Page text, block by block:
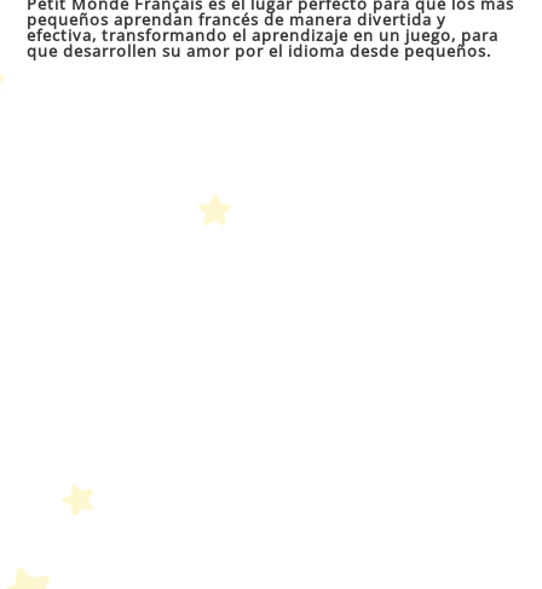
pequeños aprendan francés de manera divertida y
efectiva, transformando el aprendizaje en un juego, para
que desarrollen su amor por el idioma desde pequeños.